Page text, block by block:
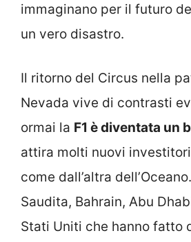
immaginano per il futuro
un vero disastro.
Il ritorno del Circus nella
Nevada vive di contrasti
ormai la F1 è diventata un
attira molti nuovi
come dall’altra
Saudita, Bahrain, Abu
Stati Uniti che hanno fatto